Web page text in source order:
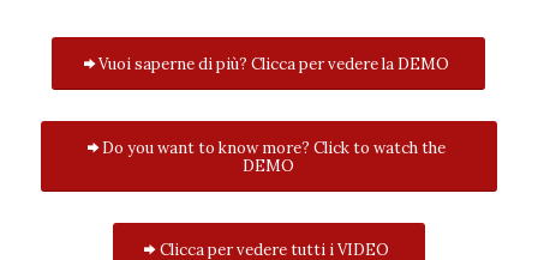
Vuoi saperne di più? Clicca per vedere la DEMO
Do you want to know more? Click to watch the
DEMO
Clicca per vedere tutti i VIDEO